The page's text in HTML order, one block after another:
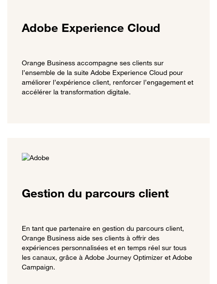
Adobe Experience Cloud
Orange Business accompagne ses clients sur
l’ensemble de la suite Adobe Experience Cloud pour
améliorer l’expérience client, renforcer l’engagement et
accélérer la transformation digitale.
Gestion du parcours client
En tant que partenaire en gestion du parcours client,
Orange Business aide ses clients à offrir des
expériences personnalisées et en temps réel sur tous
les canaux, grâce à Adobe Journey Optimizer et Adobe
Campaign.